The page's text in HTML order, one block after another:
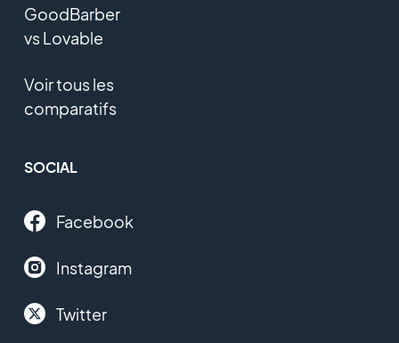
GoodBarber
vs Lovable
Voir tous les
comparatifs
SOCIAL
Facebook
Instagram
Twitter